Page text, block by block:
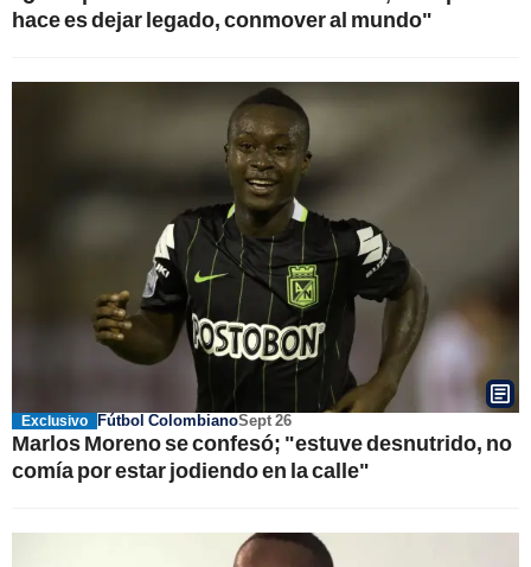
hace es dejar legado, conmover al mundo"
Exclusivo Fútbol ColombianoSept 26
Marlos Moreno se confesó; "estuve desnutrido, no
comía por estar jodiendo en la calle"